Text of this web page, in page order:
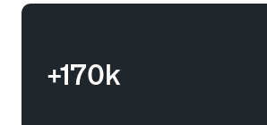
+170k